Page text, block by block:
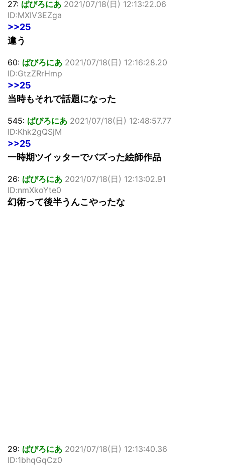
27: ばびろにあ 2021/07/18(日) 12:13:22.06
ID:MXIV3EZga
>>25
違う
60: ばびろにあ 2021/07/18(日) 12:16:28.20
ID:GtzZRrHmp
>>25
当時もそれで話題になった
545: ばびろにあ 2021/07/18(日) 12:48:57.77
ID:Khk2gQSjM
>>25
一時期ツイッターでバズった絵師作品
26: ばびろにあ 2021/07/18(日) 12:13:02.91
ID:nmXkoYte0
幻術って後半うんこやったな
29: ばびろにあ 2021/07/18(日) 12:13:40.36
ID:1bhqGqCz0